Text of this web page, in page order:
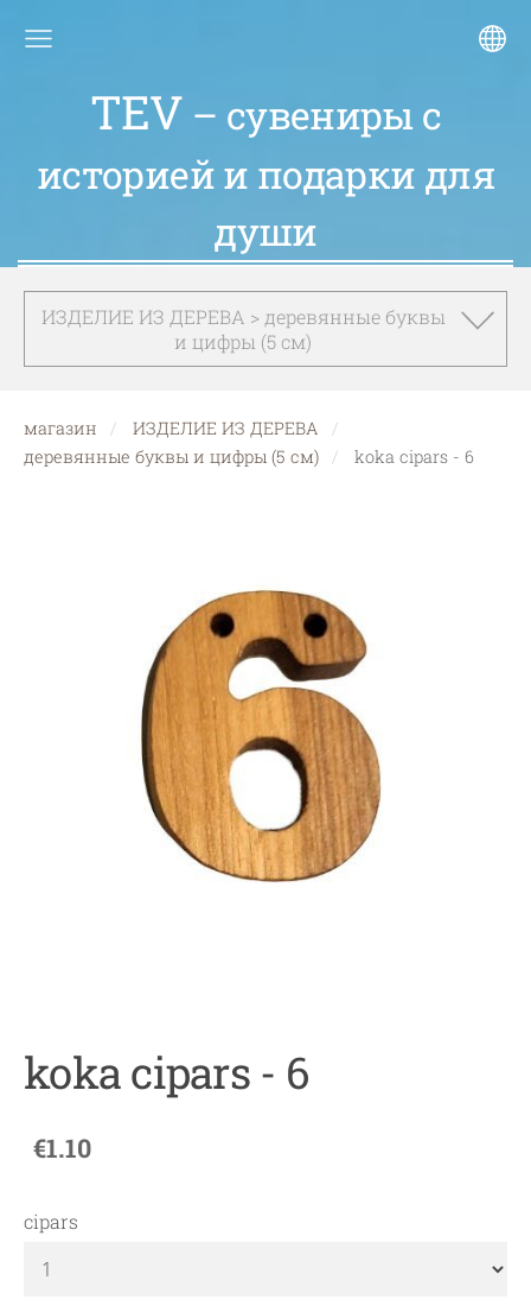
TEV – сувениры с
историей и подарки для
души
ИЗДЕЛИЕ ИЗ ДЕРЕВА > деревянные буквы
и цифры (5 см)
магазин
ИЗДЕЛИЕ ИЗ ДЕРЕВА
деревянные буквы и цифры (5 см)
koka cipars - 6
koka cipars - 6
€1.10
cipars